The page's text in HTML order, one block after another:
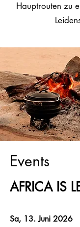
Hauptrouten zu
Events
AFRICA IS
Sa, 13. Juni 2026